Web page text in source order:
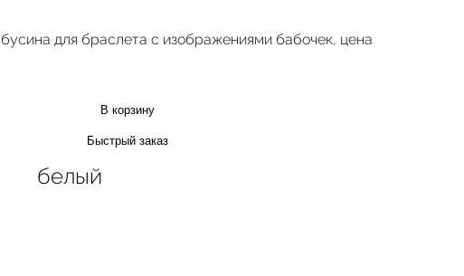
для браслета с изображениями бабочек, цена
В корзину
Быстрый заказ
белый